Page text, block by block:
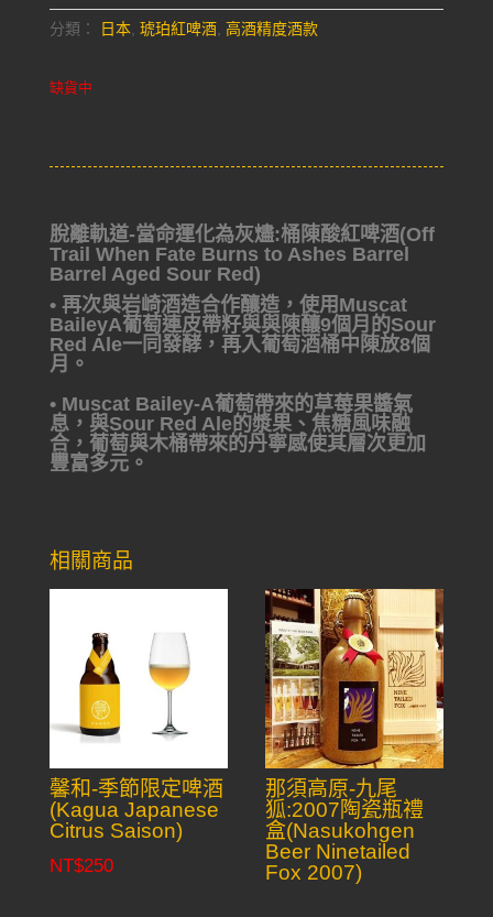
分類： 日本, 琥珀紅啤酒, 高酒精度酒款
缺貨中
脫離軌道-當命運化為灰燼:桶陳酸紅啤酒(Off
Trail When Fate Burns to Ashes Barrel
Barrel Aged Sour Red)
• 再次與岩崎酒造合作釀造，使用Muscat
BaileyA葡萄連皮帶籽與與陳釀9個月的Sour
Red Ale一同發酵，再入葡萄酒桶中陳放8個
月。
• Muscat Bailey-A葡萄帶來的草莓果醬氣
息，與Sour Red Ale的漿果、焦糖風味融
合，葡萄與木桶帶來的丹寧感使其層次更加
豐富多元。
相關商品
馨和-季節限定啤酒
(Kagua Japanese
Citrus Saison)
NT$250
那須高原-九尾
狐:2007陶瓷瓶禮
盒(Nasukohgen
Beer Ninetailed
Fox 2007)